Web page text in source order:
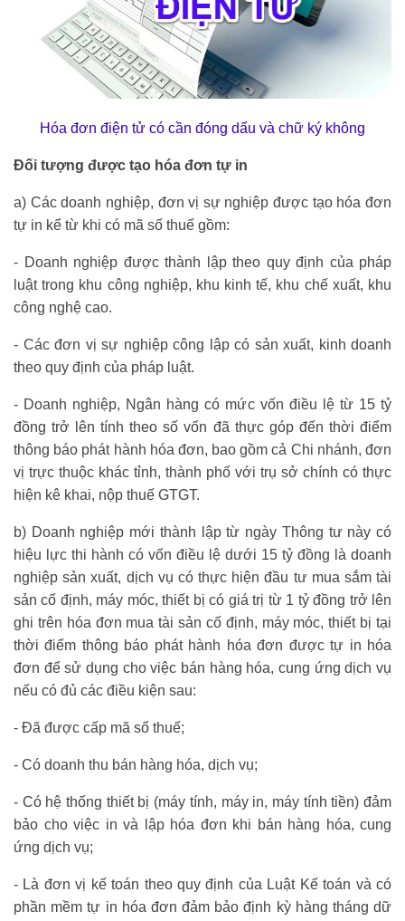
Hóa đơn điện tử có cần đóng dấu và chữ ký không
Đối tượng được tạo hóa đơn tự in
a) Các doanh nghiệp, đơn vị sự nghiệp được tạo hóa đơn
tự in kể từ khi có mã số thuế gồm:
- Doanh nghiệp được thành lập theo quy định của pháp
luật trong khu công nghiệp, khu kinh tế, khu chế xuất, khu
công nghệ cao.
- Các đơn vị sự nghiệp công lập có sản xuất, kinh doanh
theo quy định của pháp luật.
- Doanh nghiệp, Ngân hàng có mức vốn điều lệ từ 15 tỷ
đồng trở lên tính theo số vốn đã thực góp đến thời điểm
thông báo phát hành hóa đơn, bao gồm cả Chi nhánh, đơn
vị trực thuộc khác tỉnh, thành phố với trụ sở chính có thực
hiện kê khai, nộp thuế GTGT.
b) Doanh nghiệp mới thành lập từ ngày Thông tư này có
hiệu lực thi hành có vốn điều lệ dưới 15 tỷ đồng là doanh
nghiệp sản xuất, dịch vụ có thực hiện đầu tư mua sắm tài
sản cố định, máy móc, thiết bị có giá trị từ 1 tỷ đồng trở lên
ghi trên hóa đơn mua tài sản cố định, máy móc, thiết bị tại
thời điểm thông báo phát hành hóa đơn được tự in hóa
đơn để sử dụng cho việc bán hàng hóa, cung ứng dịch vụ
nếu có đủ các điều kiện sau:
- Đã được cấp mã số thuế;
- Có doanh thu bán hàng hóa, dịch vụ;
- Có hệ thống thiết bị (máy tính, máy in, máy tính tiền) đảm
bảo cho việc in và lập hóa đơn khi bán hàng hóa, cung
ứng dịch vụ;
- Là đơn vị kế toán theo quy định của Luật Kế toán và có
phần mềm tự in hóa đơn đảm bảo định kỳ hàng tháng dữ